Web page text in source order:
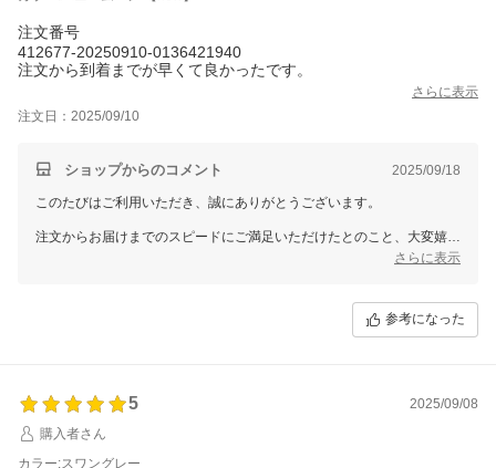
注文番号
412677-20250910-0136421940
注文から到着までが早くて良かったです。
さらに表示
注文日：2025/09/10
ショップからのコメント 2025/09/18
このたびはご利用いただき、誠にありがとうございます。
注文からお届けまでのスピードにご満足いただけたとのこと、大変嬉し
さらに表示
参考になった
5
2025/09/08
購入者さん
カラー:スワングレー